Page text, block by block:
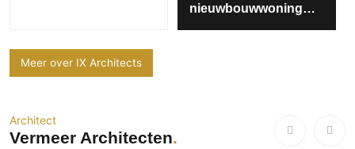
nieuwbouwwoning
Vroondaal
Meer over IX Architects
Architect
Vermeer Architecten